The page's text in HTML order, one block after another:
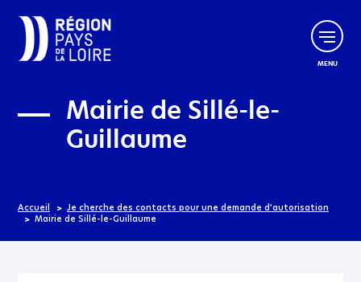
MENU
Mairie de Sillé-le-
Guillaume
Accueil
Je cherche des contacts pour une demande d’autorisation
Mairie de Sillé-le-Guillaume